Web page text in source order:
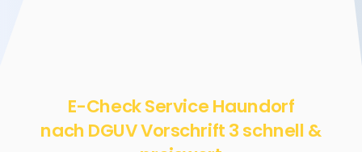
E-Check Service Haundorf
nach DGUV Vorschrift 3 schnell &